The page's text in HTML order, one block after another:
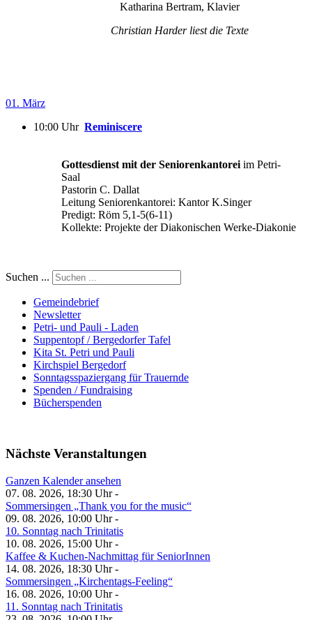
Katharina Bertram, Klavier
Christian Harder liest die Texte
01. März
10:00 Uhr Reminiscere
Gottesdienst mit der Seniorenkantorei im Petri-
Saal
Pastorin C. Dallat
Leitung Seniorenkantorei: Kantor K.Singer
Predigt: Röm 5,1-5(6-11)
Kollekte: Projekte der Diakonischen Werke-Diakonie
Suchen ...
Gemeindebrief
Newsletter
Petri- und Pauli - Laden
Suppentopf / Bergedorfer Tafel
Kita St. Petri und Pauli
Kirchspiel Bergedorf
Sonntagsspaziergang für Trauernde
Spenden / Fundraising
Bücherspenden
Nächste Veranstaltungen
Ganzen Kalender ansehen
07. 08. 2026, 18:30 Uhr -
Sommersingen „Thank you for the music“
09. 08. 2026, 10:00 Uhr -
10. Sonntag nach Trinitatis
10. 08. 2026, 15:00 Uhr -
Kaffee & Kuchen-Nachmittag für SeniorInnen
14. 08. 2026, 18:30 Uhr -
Sommersingen „Kirchentags-Feeling“
16. 08. 2026, 10:00 Uhr -
11. Sonntag nach Trinitatis